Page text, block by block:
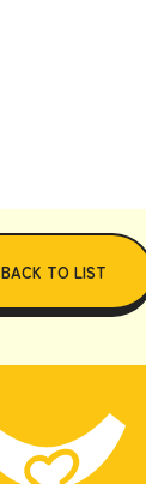
BACK TO LIST